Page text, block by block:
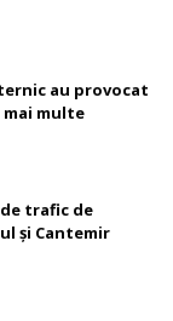
au provocat
multe
trafic de
și Cantemir